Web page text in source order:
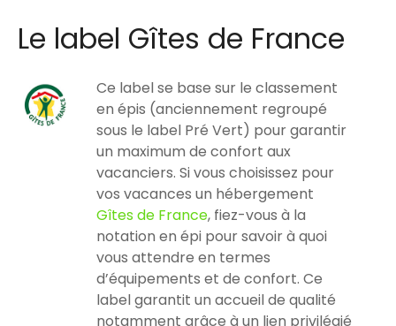
Le label Gîtes de France
Ce label se base sur le classement
en épis (anciennement regroupé
sous le label Pré Vert) pour garantir
un maximum de confort aux
vacanciers. Si vous choisissez pour
vos vacances un hébergement
Gîtes de France, fiez-vous à la
notation en épi pour savoir à quoi
vous attendre en termes
d’équipements et de confort. Ce
label garantit un accueil de qualité
notamment grâce à un lien privilégié